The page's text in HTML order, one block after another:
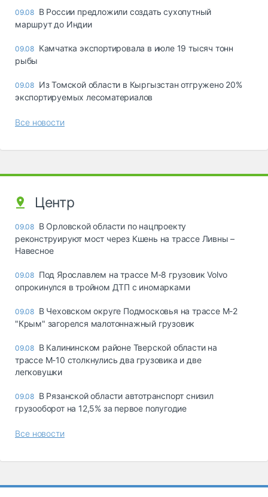
09.08 В России предложили создать сухопутный
маршрут до Индии
09.08 Камчатка экспортировала в июле 19 тысяч тонн
рыбы
09.08 Из Томской области в Кыргызстан отгружено 20%
экспортируемых лесоматериалов
Все новости
Центр
09.08 В Орловской области по нацпроекту
реконструируют мост через Кшень на трассе Ливны –
Навесное
09.08 Под Ярославлем на трассе М-8 грузовик Volvo
опрокинулся в тройном ДТП с иномарками
09.08 В Чеховском округе Подмосковья на трассе М-2
"Крым" загорелся малотоннажный грузовик
09.08 В Калининском районе Тверской области на
трассе М-10 столкнулись два грузовика и две
легковушки
09.08 В Рязанской области автотранспорт снизил
грузооборот на 12,5% за первое полугодие
Все новости